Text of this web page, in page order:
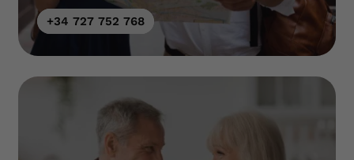
+34 727 752 768